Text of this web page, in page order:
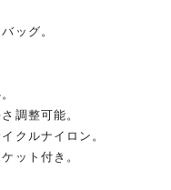
ッグ。
調整可能。
クルナイロン。
ット付き。